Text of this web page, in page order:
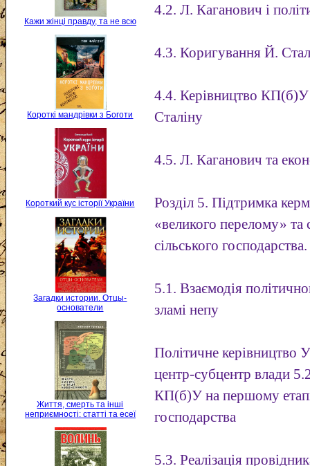
Кажи жінці правду, та не всю
Короткі мандрівки з Боготи
Короткий кус історії України
Загадки истории. Отцы-
основатели
Життя, смерть та інші
неприємності: статті та есеї
4.2. Л. Каганович і
4.3. Коригування Й.
4.4. Керівництво КП(б)У
Сталіну
4.5. Л. Каганович та
Розділ 5. Підтримка
«великого перелому» та
сільського господарства.
5.1. Взаємодія
зламі непу
Політичне керівництво
центр-субцентр влади
КП(б)У на першому етапі
господарства
5.3. Реалізація